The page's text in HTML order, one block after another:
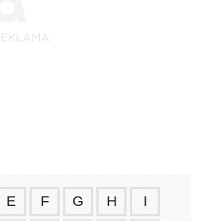
E F G H I